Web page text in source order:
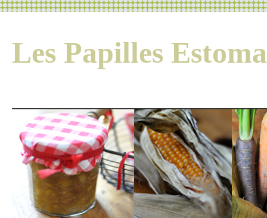
Les Papilles